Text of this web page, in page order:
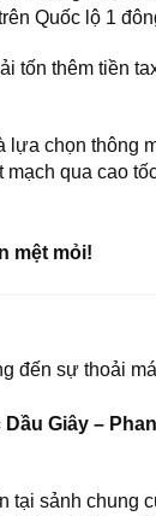
Quốc lộ 1
tốn thêm tiền
lựa chọn thông
qua cao
mệt mỏi!
đến sự thoải
Dầu Giây –
tại sảnh chung